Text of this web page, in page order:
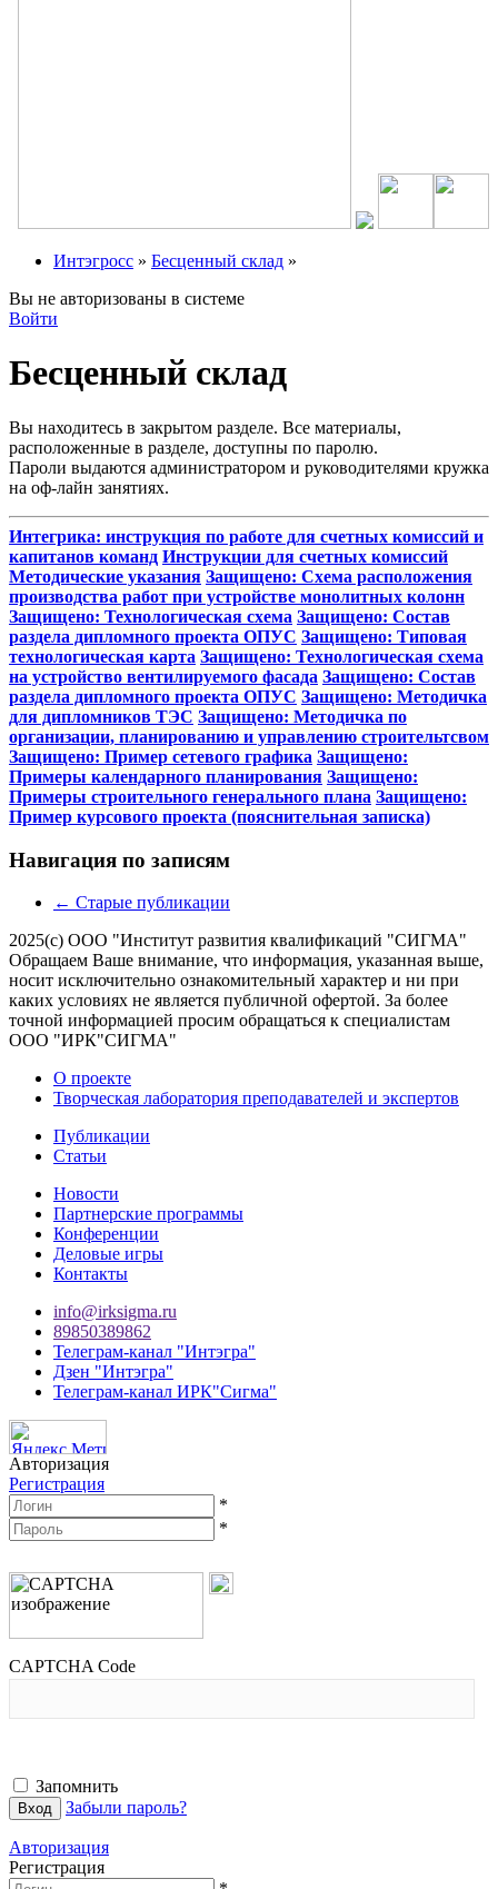
Интэгросс » Бесценный склад »
Вы не авторизованы в системе
Войти
Бесценный склад
Вы находитесь в закрытом разделе. Все материалы,
расположенные в разделе, доступны по паролю.
Пароли выдаются администратором и руководителями кружка
на оф-лайн занятиях.
Интегрика: инструкция по работе для счетных комиссий и
капитанов команд Инструкции для счетных комиссий
Методические указания Защищено: Схема расположения
производства работ при устройстве монолитных колонн
Защищено: Технологическая схема Защищено: Состав
раздела дипломного проекта ОПУС Защищено: Типовая
технологическая карта Защищено: Технологическая схема
на устройство вентилируемого фасада Защищено: Состав
раздела дипломного проекта ОПУС Защищено: Методичка
для дипломников ТЭС Защищено: Методичка по
организации, планированию и управлению строительтсвом
Защищено: Пример сетевого графика Защищено:
Примеры календарного планирования Защищено:
Примеры строительного генерального плана Защищено:
Пример курсового проекта (пояснительная записка)
Навигация по записям
← Старые публикации
2025(с) ООО "Институт развития квалификаций "СИГМА"
Обращаем Ваше внимание, что информация, указанная выше,
носит исключительно ознакомительный характер и ни при
каких условиях не является публичной офертой. За более
точной информацией просим обращаться к специалистам
ООО "ИРК"СИГМА"
О проекте
Творческая лаборатория преподавателей и экспертов
Публикации
Статьи
Новости
Партнерские программы
Конференции
Деловые игры
Контакты
info@irksigma.ru
89850389862
Телеграм-канал "Интэгра"
Дзен "Интэгра"
Телеграм-канал ИРК"Сигма"
Авторизация
Регистрация
*
*
CAPTCHA Code
Запомнить
Забыли пароль?
Авторизация
Регистрация